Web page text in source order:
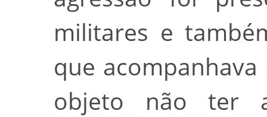
militares e
que
objeto não ter